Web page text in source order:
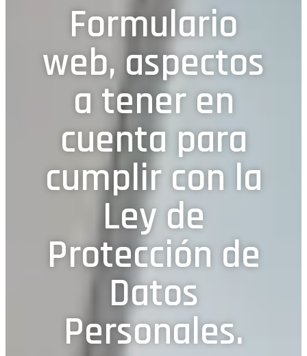
Formulario
web, aspectos
a tener en
cuenta para
cumplir con la
Ley de
Protección de
Datos
Personales.